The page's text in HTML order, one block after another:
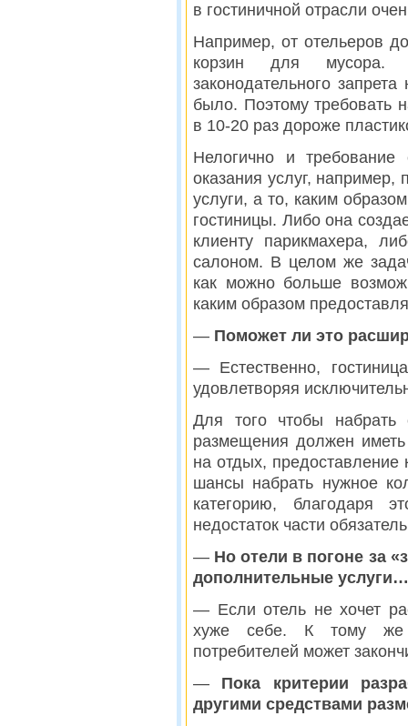
в гостиничной отрасли
Например, от отельеров
корзин для мусора.
законодательного
было. Поэтому требовать
в 10-20 раз дороже
Нелогично и
оказания услуг,
услуги, а то, каким
гостиницы. Либо она
клиенту парикмахера,
салоном. В целом же
как можно больше
каким образом
— Поможет ли это
— Естественно,
удовлетворяя
Для того чтобы набрать
размещения должен
на отдых, предоставление
шансы набрать нужное
категорию, благодаря
недостаток части
— Но отели в погоне за
дополнительные услуги…
— Если отель не хочет
хуже себе. К тому же
потребителей может
— Пока критерии
другими средствами